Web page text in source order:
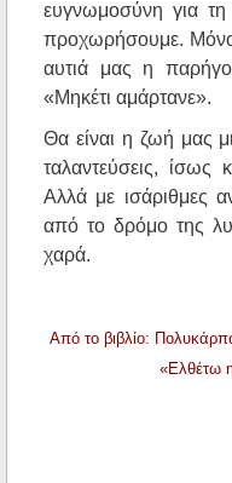
ευγνωμοσύνη για
προχωρήσουμε.
αυτιά μας η
«Μηκέτι αμάρτανε».
Θα είναι η ζωή μας
ταλαντεύσεις, ίσως
Αλλά με ισάριθμες
από το δρόμο της
χαρά.
Από το βιβλίο:
«Ελθέτω